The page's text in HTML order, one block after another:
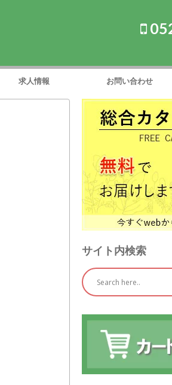
求人情報 お問い合わせ
サイト内検索